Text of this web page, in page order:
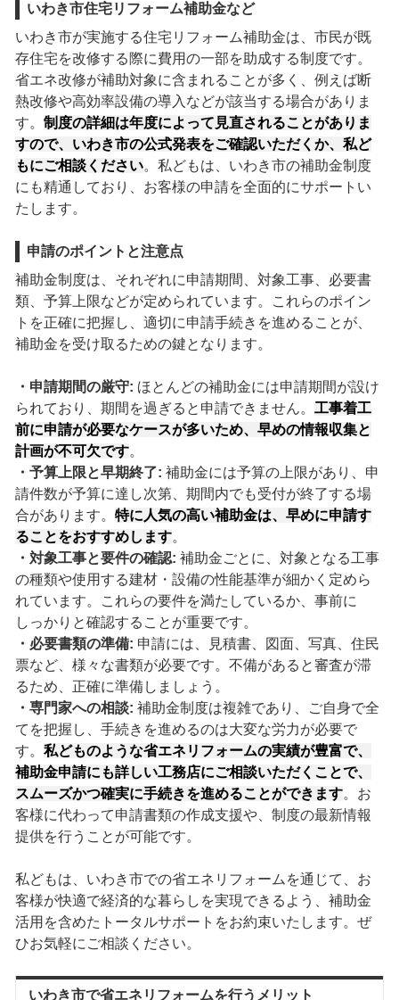
いわき市住宅リフォーム補助金など
いわき市が実施する住宅リフォーム補助金は、市民が既
存住宅を改修する際に費用の一部を助成する制度です。
省エネ改修が補助対象に含まれることが多く、例えば断
熱改修や高効率設備の導入などが該当する場合がありま
す。 制度の詳細は年度によって見直されることがありま
すので、いわき市の公式発表をご確認いただくか、私ど
もにご相談ください。私どもは、いわき市の補助金制度
にも精通しており、お客様の申請を全面的にサポートい
たします。
申請のポイントと注意点
補助金制度は、それぞれに申請期間、対象工事、必要書
類、予算上限などが定められています。これらのポイン
トを正確に把握し、適切に申請手続きを進めることが、
補助金を受け取るための鍵となります。
・申請期間の厳守: ほとんどの補助金には申請期間が設け
られており、期間を過ぎると申請できません。 工事着工
前に申請が必要なケースが多いため、早めの情報収集と
計画が不可欠です。
・予算上限と早期終了: 補助金には予算の上限があり、申
請件数が予算に達し次第、期間内でも受付が終了する場
合があります。 特に人気の高い補助金は、早めに申請す
ることをおすすめします。
・対象工事と要件の確認: 補助金ごとに、対象となる工事
の種類や使用する建材・設備の性能基準が細かく定めら
れています。これらの要件を満たしているか、事前に
しっかりと確認することが重要です。
・必要書類の準備: 申請には、見積書、図面、写真、住民
票など、様々な書類が必要です。不備があると審査が滞
るため、正確に準備しましょう。
・専門家への相談: 補助金制度は複雑であり、ご自身で全
てを把握し、手続きを進めるのは大変な労力が必要で
す。 私どものような省エネリフォームの実績が豊富で、
補助金申請にも詳しい工務店にご相談いただくことで、
スムーズかつ確実に手続きを進めることができます。お
客様に代わって申請書類の作成支援や、制度の最新情報
提供を行うことが可能です。
私どもは、いわき市での省エネリフォームを通じて、お
客様が快適で経済的な暮らしを実現できるよう、補助金
活用を含めたトータルサポートをお約束いたします。ぜ
ひお気軽にご相談ください。
いわき市で省エネリフォームを行うメリット